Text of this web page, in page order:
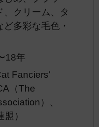
、クリーム、タ
多彩な毛色・
18年
Fanciers'
（The
）、
）